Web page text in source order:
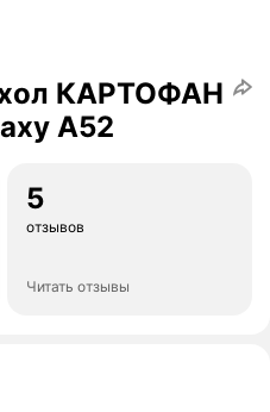
КАРТОФАН
A52
5
отзывов
Читать отзывы